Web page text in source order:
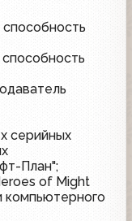
способность
серийных
План";
of Might
компьютерного